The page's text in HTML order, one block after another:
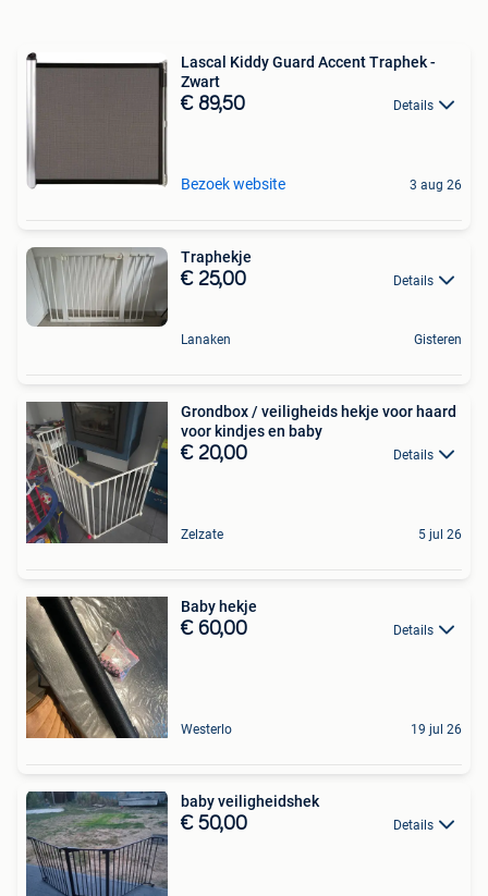
Lascal Kiddy Guard Accent Traphek -
Zwart
€ 89,50 Details
Bezoek website 3 aug 26
Traphekje
€ 25,00 Details
Lanaken Gisteren
Grondbox / veiligheids hekje voor haard
voor kindjes en baby
€ 20,00 Details
Zelzate 5 jul 26
Baby hekje
€ 60,00 Details
Westerlo 19 jul 26
baby veiligheidshek
€ 50,00 Details